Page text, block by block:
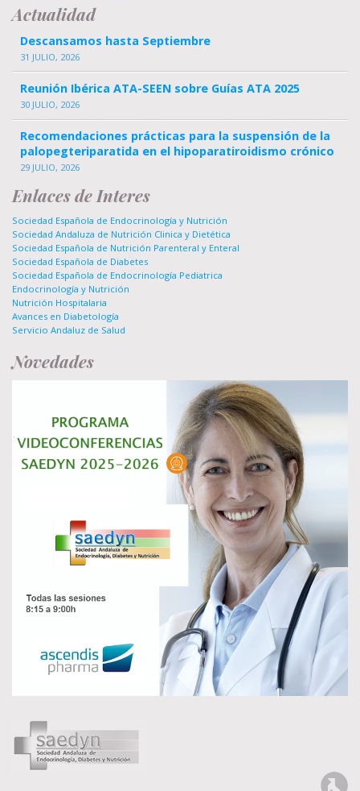
Actualidad
Descansamos hasta Septiembre
31 JULIO, 2026
Reunión Ibérica ATA-SEEN sobre Guías ATA 2025
30 JULIO, 2026
Recomendaciones prácticas para la suspensión de la
palopegteriparatida en el hipoparatiroidismo crónico
29 JULIO, 2026
Enlaces de Interes
Sociedad Española de Endocrinología y Nutrición
Sociedad Andaluza de Nutrición Clinica y Dietética
Sociedad Española de Nutrición Parenteral y Enteral
Sociedad Española de Diabetes
Sociedad Española de Endocrinología Pediatrica
Endocrinología y Nutrición
Nutrición Hospitalaria
Avances en Diabetología
Servicio Andaluz de Salud
Novedades